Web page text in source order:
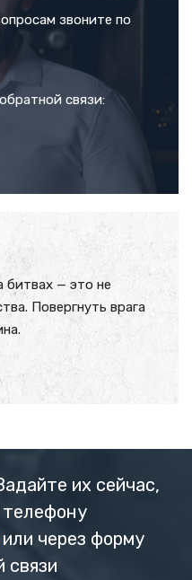
звоните по
связи:
битвах — это не
Повергнуть врага
их сейчас,
телефону
или через форму
связи